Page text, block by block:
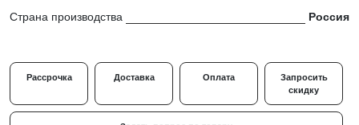
Страна производства Россия
Рассрочка Доставка Оплата
Запросить
скидку